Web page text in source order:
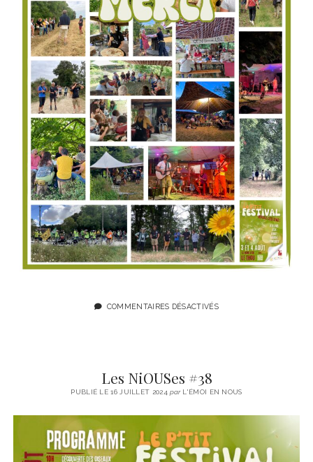
COMMENTAIRES DÉSACTIVÉS
Les NiOUSes #38
PUBLIÉ LE 16 JUILLET 2024parL'ÉMOI EN NOUS